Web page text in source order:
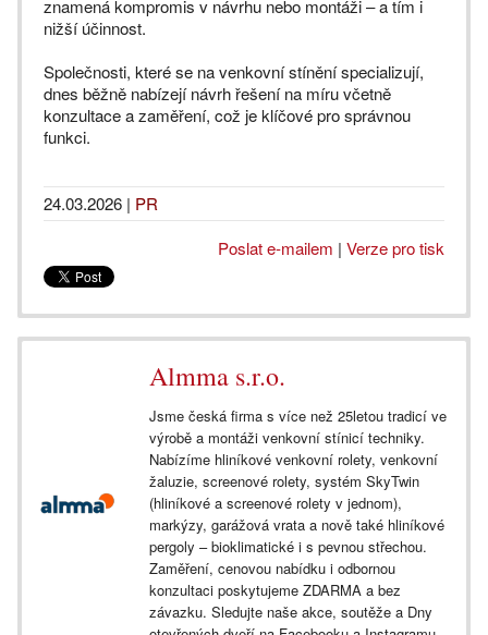
znamená kompromis v návrhu nebo montáži – a tím i
nižší účinnost.
Společnosti, které se na venkovní stínění specializují,
dnes běžně nabízejí návrh řešení na míru včetně
konzultace a zaměření, což je klíčové pro správnou
funkci.
24.03.2026 | PR
Poslat e-mailem | Verze pro tisk
Almma s.r.o.
Jsme česká firma s více než 25letou tradicí ve
výrobě a montáži venkovní stínicí techniky.
Nabízíme hliníkové venkovní rolety, venkovní
žaluzie, screenové rolety, systém SkyTwin
(hliníkové a screenové rolety v jednom),
markýzy, garážová vrata a nově také hliníkové
pergoly – bioklimatické i s pevnou střechou.
Zaměření, cenovou nabídku i odbornou
konzultaci poskytujeme ZDARMA a bez
závazku. Sledujte naše akce, soutěže a Dny